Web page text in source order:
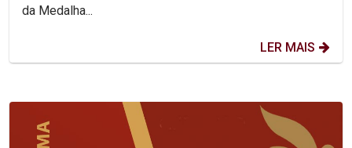
da Medalha...
LER MAIS